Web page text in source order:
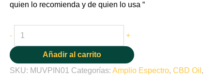
quien lo recomienda y de quien lo usa “
- +
Añadir al carrito
SKU: MUVPIN01 Categorías: Amplio Espectro, CBD Oil ,